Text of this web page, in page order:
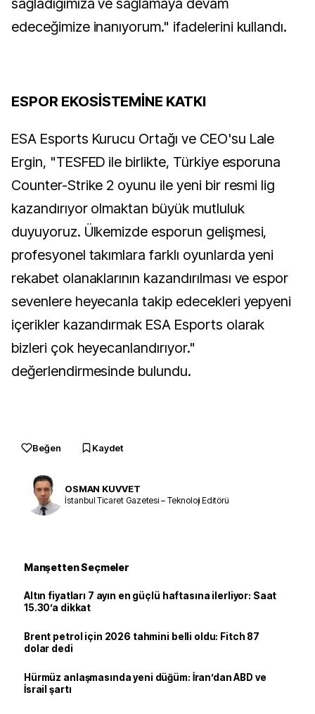
sağladığımıza ve sağlamaya devam
edeceğimize inanıyorum." ifadelerini kullandı.
ESPOR EKOSİSTEMİNE KATKI
ESA Esports Kurucu Ortağı ve CEO'su Lale
Ergin, "TESFED ile birlikte, Türkiye esporuna
Counter-Strike 2 oyunu ile yeni bir resmi lig
kazandırıyor olmaktan büyük mutluluk
duyuyoruz. Ülkemizde esporun gelişmesi,
profesyonel takımlara farklı oyunlarda yeni
rekabet olanaklarının kazandırılması ve espor
sevenlere heyecanla takip edecekleri yepyeni
içerikler kazandırmak ESA Esports olarak
bizleri çok heyecanlandırıyor."
değerlendirmesinde bulundu.
Beğen Kaydet
OSMAN KUVVET
İstanbul Ticaret Gazetesi – Teknoloji Editörü
Manşetten Seçmeler
Altın fiyatları 7 ayın en güçlü haftasına ilerliyor: Saat
15.30’a dikkat
Brent petrol için 2026 tahmini belli oldu: Fitch 87
dolar dedi
Hürmüz anlaşmasında yeni düğüm: İran’dan ABD ve
İsrail şartı